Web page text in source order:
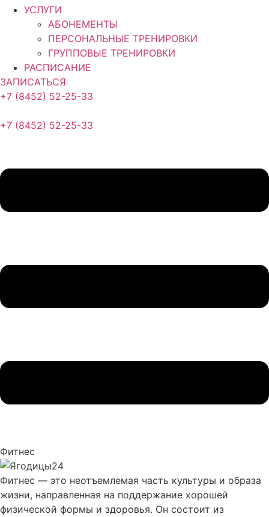
УСЛУГИ
АБОНЕМЕНТЫ
ПЕРСОНАЛЬНЫЕ ТРЕНИРОВКИ
ГРУППОВЫЕ ТРЕНИРОВКИ
РАСПИСАНИЕ
ЗАПИСАТЬСЯ
+7 (8452) 52-25-33
+7 (8452) 52-25-33
Фитнес
Фитнес — это неотъемлемая часть культуры и образа
жизни, направленная на поддержание хорошей
физической формы и здоровья. Он состоит из